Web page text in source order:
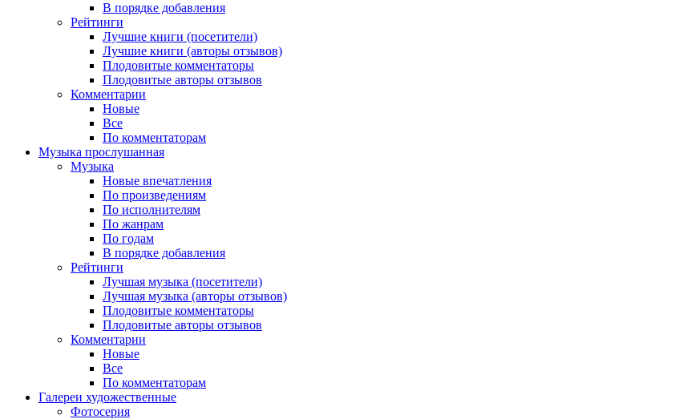
В порядке добавления
Рейтинги
Лучшие книги (посетители)
Лучшие книги (авторы отзывов)
Плодовитые комментаторы
Плодовитые авторы отзывов
Комментарии
Новые
Все
По комментаторам
Музыка прослушанная
Музыка
Новые впечатления
По произведениям
По исполнителям
По жанрам
По годам
В порядке добавления
Рейтинги
Лучшая музыка (посетители)
Лучшая музыка (авторы отзывов)
Плодовитые комментаторы
Плодовитые авторы отзывов
Комментарии
Новые
Все
По комментаторам
Галереи художественные
Фотосерия